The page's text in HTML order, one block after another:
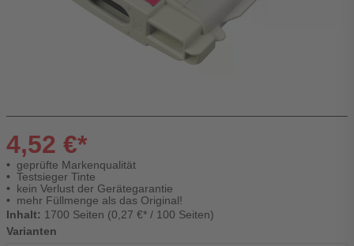
4,52 €*
geprüfte Markenqualität
Testsieger Tinte
kein Verlust der Gerätegarantie
mehr Füllmenge als das Original!
Inhalt: 1700 Seiten (0,27 €* / 100 Seiten)
Varianten